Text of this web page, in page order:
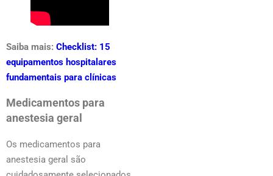
Saiba mais: Checklist: 15
equipamentos hospitalares
fundamentais para clínicas
Medicamentos para
anestesia geral
Os medicamentos para
anestesia geral são